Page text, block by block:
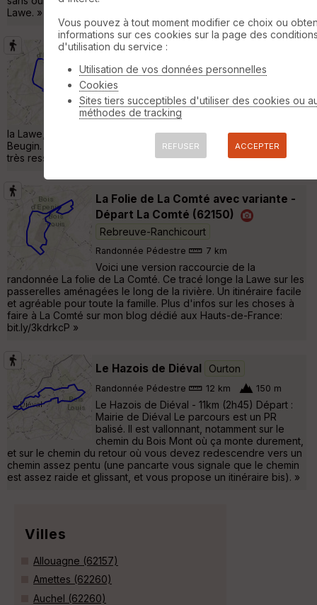
Lawe. »
Parcours_Sentier de la Folie - La
Comté
Rebreuve-Ranchicourt
Randonnée Pédestre
Le sentier propose une balade bucolique
dans la Haute vallée de la Lawe rythmée par
la Lawe, la chute d'eau du moulin de La Comté, le lac de
Beugin. La traversée du bois d'Epenin longeant la rivière est
très ressourçante. »
La Folie de La Comté avec variante -
Départ La Comté (62150)
Rebreuve-Ranchicourt
Randonnée Pédestre 7 km
Voici une version raccourcie de la
randonnée La folie de La Comté. Ce tracé longe la Lawe sur les
passerelles aménagées le long de la rivière. Un itinéraire facile
et agréable pour toute la famille. Plus d'infos sur les choses à
faire à La Comté sur mon blog dédié aux Hauts-de-France:
bit.ly/3kdrkcP »
Le Hazois de Diéval Ourton
Randonnée Pédestre 12 km 150 m
Le Hazois de Diéval - 11km (2h45) Départ :
Mairie de Diéval Le parcours est un PR
balisé. Il est vallonnant, notamment sur le
chemin du Bois Mont où ça monte durement,
et sur le chemin du retour où vous devez redescendre vers un
chemin assez pentu (une pancarte vous signale que le chemin
est assez raide et glissant, et vous propose un itinéraire bis). »
Villes
Allouagne (62157)
Amettes (62260)
Auchel (62260)
Vous pouvez à tout moment modifier ce choix ou
informations sur ces cookies sur la page des
d'utilisation du service :
Utilisation de vos données personnelles
Cookies
Sites tiers succeptibles d'utiliser des cookies ou
méthodes de tracking
REFUSER ACCEPTER